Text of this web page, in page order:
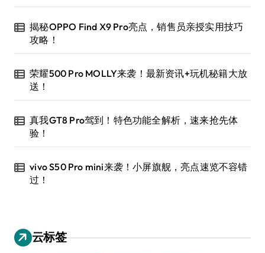
揭秘OPPO Find X9 Pro亮点，销售员亲授实用技巧
攻略！
荣耀500 Pro MOLLY来袭！最新资讯+玩机秘籍大放
送！
真我GT8 Pro驾到！特色功能全解析，速来抢先体
验！
vivo S50 Pro mini来袭！小屏旗舰，亮点速览不容错
过！
云标签